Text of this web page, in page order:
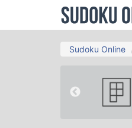
Sudoku Online